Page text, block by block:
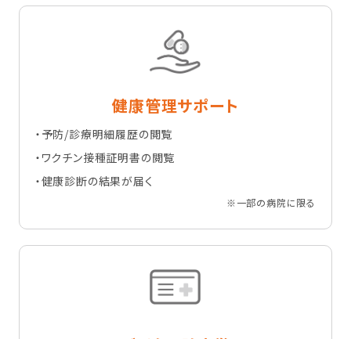
健康管理サポート
・予防/診療明細履歴の閲覧
・ワクチン接種証明書の閲覧
・健康診断の結果が届く
※一部の病院に限る